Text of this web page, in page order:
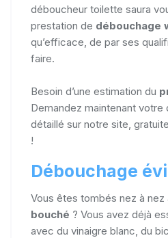
déboucheur toilette saura
prestation de débouchage
qu’efficace, de par ses
faire.
Besoin d’une estimation du
Demandez maintenant
détaillé sur notre site,
!
Débouchage
Vous êtes tombés nez à nez
bouché ? Vous avez déjà
avec du vinaigre blanc, du